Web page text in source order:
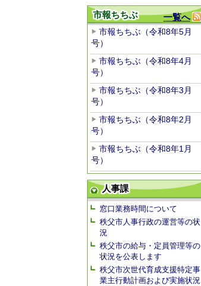
一覧へ
市報ちちぶ
市報ちちぶ（令和8年5月
号）
市報ちちぶ（令和8年4月
号）
市報ちちぶ（令和8年3月
号）
市報ちちぶ（令和8年2月
号）
市報ちちぶ（令和8年1月
号）
人事課
窓口業務時間について
秩父市人事行政の運営等の状
況
秩父市の給与・定員管理等の
状況を公表します
秩父市次世代育成支援特定事
業主行動計画および実施状況